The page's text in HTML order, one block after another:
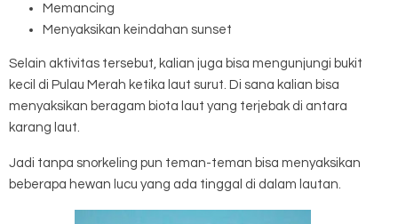
Memancing
Menyaksikan keindahan sunset
Selain aktivitas tersebut, kalian juga bisa mengunjungi bukit
kecil di Pulau Merah ketika laut surut. Di sana kalian bisa
menyaksikan beragam biota laut yang terjebak di antara
karang laut.
Jadi tanpa snorkeling pun teman-teman bisa menyaksikan
beberapa hewan lucu yang ada tinggal di dalam lautan.